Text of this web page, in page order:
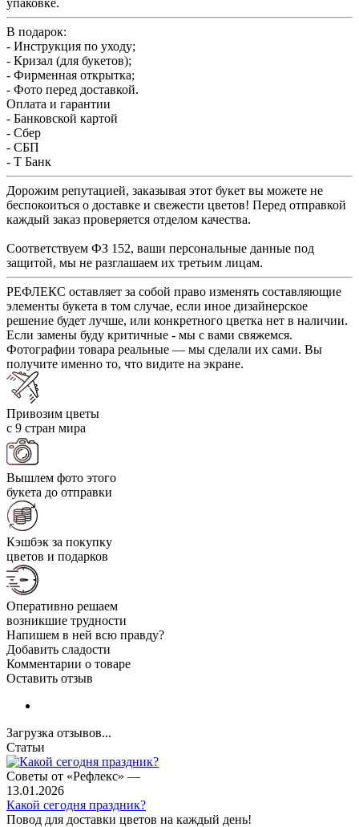
В подарок:
- Инструкция по уходу;
- Кризал (для букетов);
- Фирменная открытка;
- Фото перед доставкой.
Оплата и гарантии
- Банковской картой
- Сбер
- СБП
- Т Банк
Дорожим репутацией, заказывая этот букет вы можете не
беспокоиться о доставке и свежести цветов! Перед отправкой
каждый заказ проверяется отделом качества.
Соответствуем ФЗ 152, ваши персональные данные под
защитой, мы не разглашаем их третьим лицам.
РЕФЛЕКС оставляет за собой право изменять составляющие
элементы букета в том случае, если иное дизайнерское
решение будет лучше, или конкретного цветка нет в наличии.
Если замены буду критичные - мы с вами свяжемся.
Фотографии товара реальные — мы сделали их сами. Вы
получите именно то, что видите на экране.
Привозим цветы
с 9 стран мира
Вышлем фото этого
букета до отправки
Кэшбэк за покупку
цветов и подарков
Оперативно решаем
возникшие трудности
Напишем в ней всю правду?
Добавить сладости
Комментарии о товаре
Оставить отзыв
Загрузка отзывов...
Статьи
Советы от «Рефлекс» —
13.01.2026
Какой сегодня праздник?
Повод для доставки цветов на каждый день!